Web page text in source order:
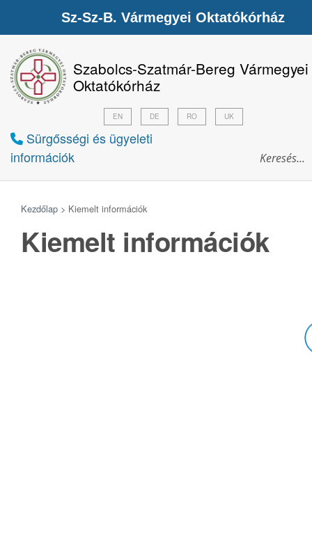
Szabolcs-Szatmár-Bereg Vármegyei
Oktatókórház
Sürgősségi és ügyeleti
információk
EN DE RO UK
Kezdőlap > Kiemelt információk
Kiemelt információk
Sz-Sz-B. Vármegyei Oktatókórház